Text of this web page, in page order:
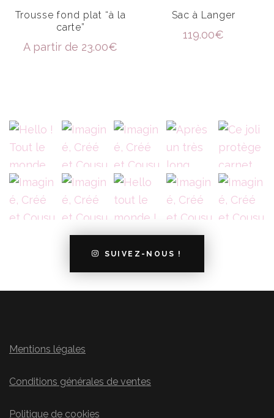
Trousse fond plat “à la
carte”
A partir de 23.00€
Sac à Langer
119.00€
SUIVEZ-NOUS !
Mentions légales
Conditions générales de ventes
Politique de cookies